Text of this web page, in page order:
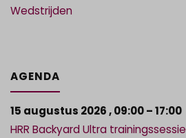
Wedstrijden
AGENDA
15 augustus 2026,09:00– 17:00
HRR Backyard Ultra trainingssessie